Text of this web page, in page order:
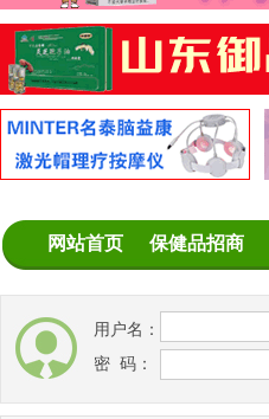
网站首页 保健品招商
用户名：
密 码：